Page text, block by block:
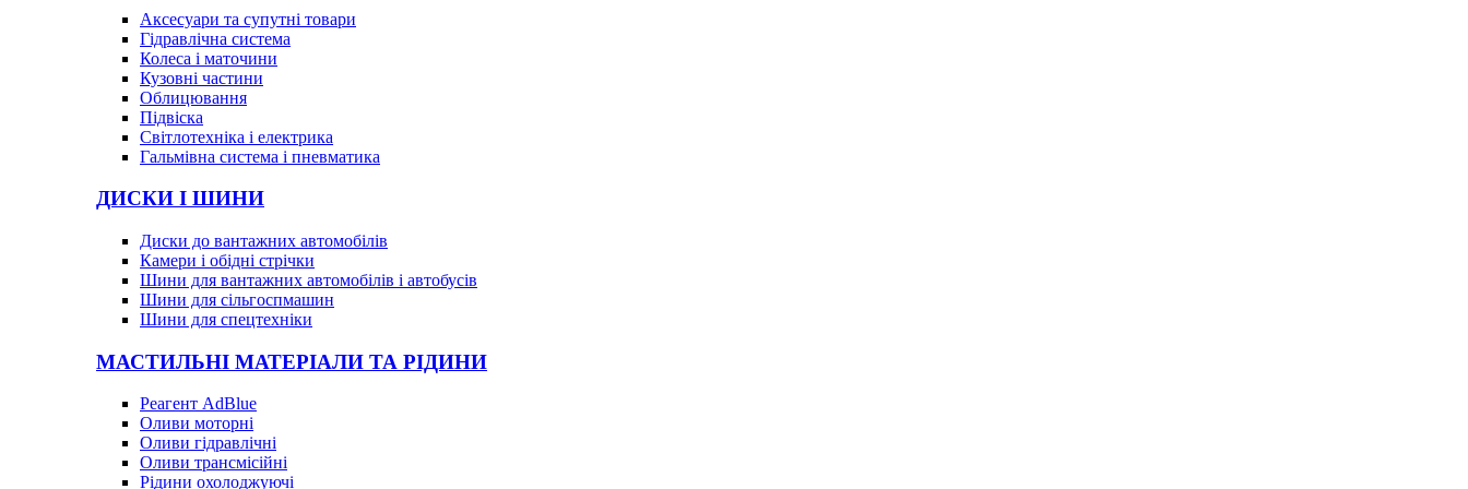
Аксесуари та супутні товари
Гідравлічна система
Колеса і маточини
Кузовні частини
Облицювання
Підвіска
Світлотехніка і електрика
Гальмівна система і пневматика
ДИСКИ І ШИНИ
Диски до вантажних автомобілів
Камери і обідні стрічки
Шини для вантажних автомобілів і автобусів
Шини для сільгоспмашин
Шини для спецтехніки
МАСТИЛЬНІ МАТЕРІАЛИ ТА РІДИНИ
Реагент AdBlue
Оливи моторні
Оливи гідравлічні
Оливи трансмісійні
Рідини охолоджуючі